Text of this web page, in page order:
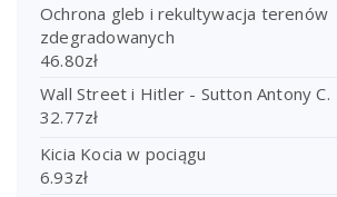
Ochrona gleb i rekultywacja terenów
zdegradowanych
46.80zł
Wall Street i Hitler - Sutton Antony C.
32.77zł
Kicia Kocia w pociągu
6.93zł